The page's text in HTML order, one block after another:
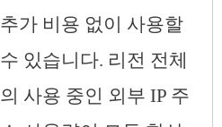
추가 비용 없이 사용할
수 있습니다. 리전 전체
의 사용 중인 외부 IP 주